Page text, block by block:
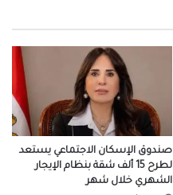
صندوق الإسكان الاجتماعي يستعد
لطرح 15 ألف شقة بنظام الإيجار
الشهري خلال شهر